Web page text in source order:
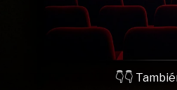
👇👇